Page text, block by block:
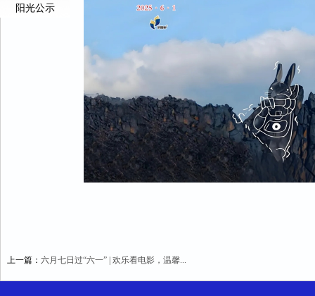
上一篇： 六月七日过“六一” | 欢乐看电影，温馨...
阳光公示